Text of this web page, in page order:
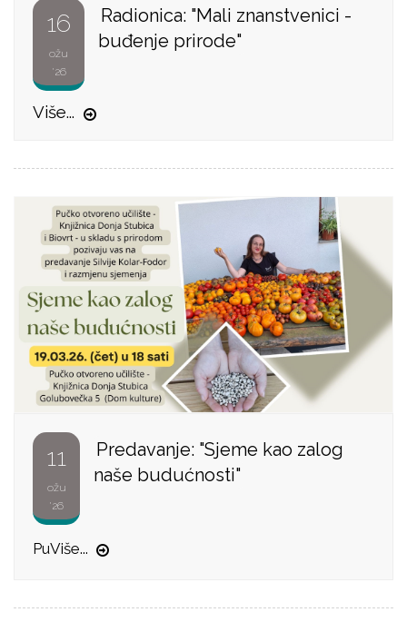
16
ožu
'26
Radionica: "Mali znanstvenici -
buđenje prirode"
Više...
11
ožu
'26
Predavanje: "Sjeme kao zalog
naše budućnosti"
PuViše...